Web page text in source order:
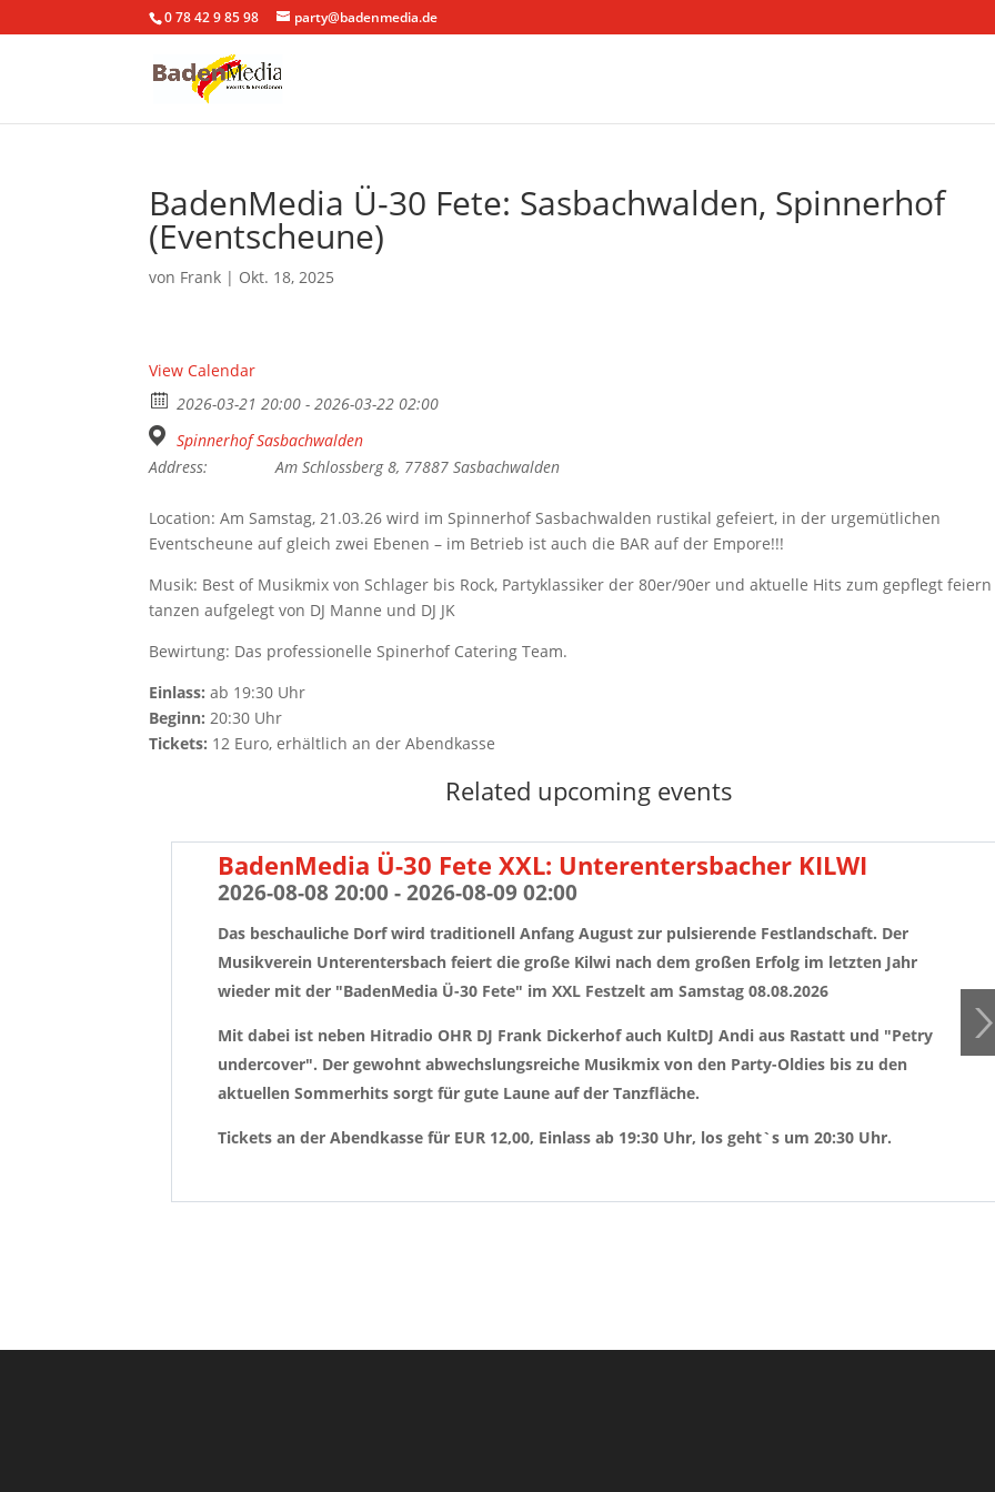
0 78 42 9 85 98 party@badenmedia.de
BadenMedia Ü-30 Fete: Sasbachwalden, Spinnerhof
(Eventscheune)
von Frank | Okt. 18, 2025
View Calendar
2026-03-21 20:00 - 2026-03-22 02:00
Spinnerhof Sasbachwalden
Address:
Am Schlossberg 8, 77887 Sasbachwalden
Location: Am Samstag, 21.03.26 wird im Spinnerhof Sasbachwalden rustikal gefeiert, in der urgemütlichen
Eventscheune auf gleich zwei Ebenen – im Betrieb ist auch die BAR auf der Empore!!!
Musik: Best of Musikmix von Schlager bis Rock, Partyklassiker der 80er/90er und aktuelle Hits zum gepflegt
tanzen aufgelegt von DJ Manne und DJ JK
Bewirtung: Das professionelle Spinerhof Catering Team.
Einlass: ab 19:30 Uhr
Beginn: 20:30 Uhr
Tickets: 12 Euro, erhältlich an der Abendkasse
Related upcoming events
BadenMedia Ü-30 Fete XXL: Unterentersbacher KILWI
2026-08-08 20:00 - 2026-08-09 02:00
Das beschauliche Dorf wird traditionell Anfang August zur pulsierende Festlandschaft. Der
Musikverein Unterentersbach feiert die große Kilwi nach dem großen Erfolg im letzten Jahr
wieder mit der "BadenMedia Ü-30 Fete" im XXL Festzelt am Samstag 08.08.2026
Mit dabei ist neben Hitradio OHR DJ Frank Dickerhof auch KultDJ Andi aus Rastatt und "Petry
undercover". Der gewohnt abwechslungsreiche Musikmix von den Party-Oldies bis zu den
aktuellen Sommerhits sorgt für gute Laune auf der Tanzfläche.
Tickets an der Abendkasse für EUR 12,00, Einlass ab 19:30 Uhr, los geht`s um 20:30 Uhr.